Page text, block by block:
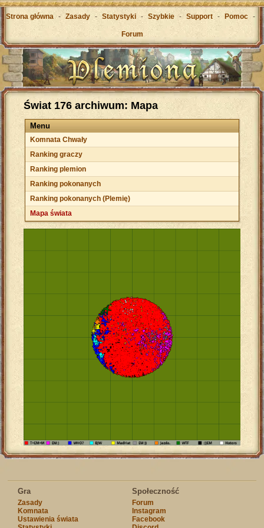
Strona główna - Zasady - Statystyki - Szybkie - Support - Pomoc -
Forum
Świat 176 archiwum: Mapa
Menu
Komnata Chwały
Ranking graczy
Ranking plemion
Ranking pokonanych
Ranking pokonanych (Plemię)
Mapa świata
Gra
Zasady
Komnata
Ustawienia świata
Społeczność
Forum
Instagram
Facebook